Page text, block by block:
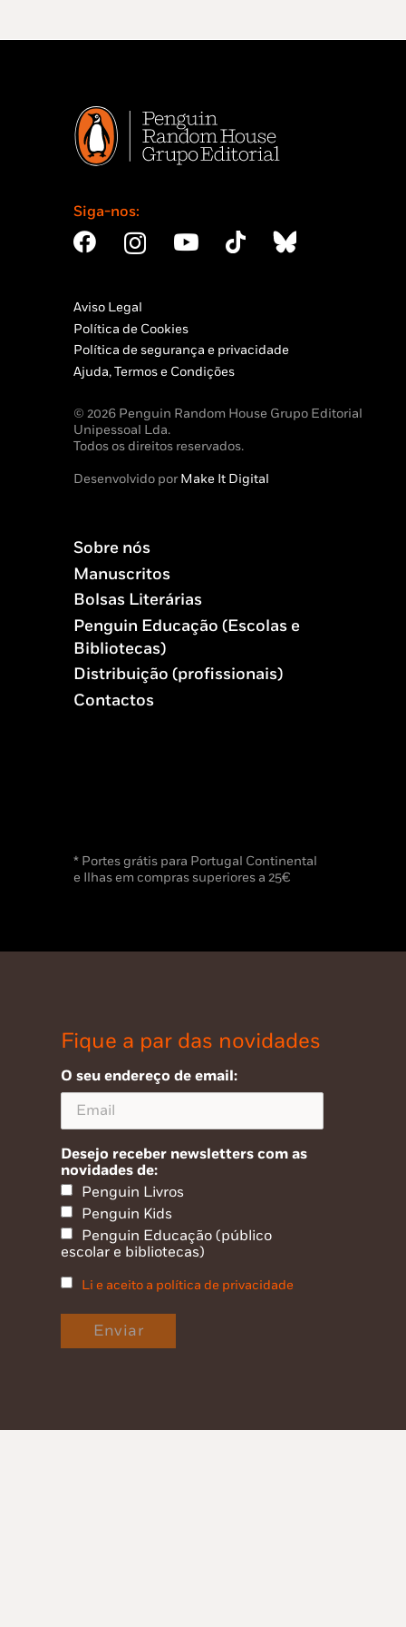
Siga-nos:
Aviso Legal
Política de Cookies
Política de segurança e privacidade
Ajuda, Termos e Condições
© 2026 Penguin Random House Grupo Editorial
Unipessoal Lda.
Todos os direitos reservados.
Desenvolvido porMake It Digital
Sobre nós
Manuscritos
Bolsas Literárias
Penguin Educação (Escolas e
Bibliotecas)
Distribuição (profissionais)
Contactos
* Portes grátis para Portugal Continental
e Ilhas em compras superiores a 25€
Fique a par das novidades
O seu endereço de email:
Desejo receber newsletters com as
novidades de:
Penguin Livros
Penguin Kids
Penguin Educação (público
escolar e bibliotecas)
Li e aceito a política de privacidade